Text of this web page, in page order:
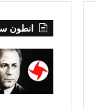
انطون